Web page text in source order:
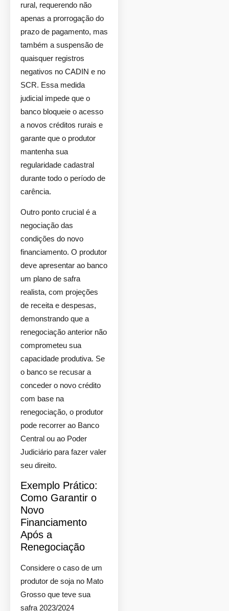
rural, requerendo não
apenas a prorrogação do
prazo de pagamento, mas
também a suspensão de
quaisquer registros
negativos no CADIN e no
SCR. Essa medida
judicial impede que o
banco bloqueie o acesso
a novos créditos rurais e
garante que o produtor
mantenha sua
regularidade cadastral
durante todo o período de
carência.
Outro ponto crucial é a
negociação das
condições do novo
financiamento. O produtor
deve apresentar ao banco
um plano de safra
realista, com projeções
de receita e despesas,
demonstrando que a
renegociação anterior não
comprometeu sua
capacidade produtiva. Se
o banco se recusar a
conceder o novo crédito
com base na
renegociação, o produtor
pode recorrer ao Banco
Central ou ao Poder
Judiciário para fazer valer
seu direito.
Exemplo Prático:
Como Garantir o
Novo
Financiamento
Após a
Renegociação
Considere o caso de um
produtor de soja no Mato
Grosso que teve sua
safra 2023/2024